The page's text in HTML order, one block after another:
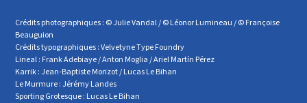
Crédits photographiques : © Julie Vandal / © Léonor Lumineau / © Françoise
Beauguion
Crédits typographiques : Velvetyne Type Foundry
Lineal : Frank Adebiaye / Anton Moglia / Ariel Martín Pérez
Karrik : Jean-Baptiste Morizot / Lucas Le Bihan
Le Murmure : Jérémy Landes
Sporting Grotesque : Lucas Le Bihan